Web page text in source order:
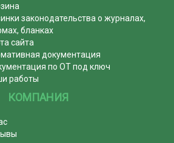
законодательства о журналах,
бланках
сайта
документация
по ОТ под ключ
работы
КОМПАНИЯ